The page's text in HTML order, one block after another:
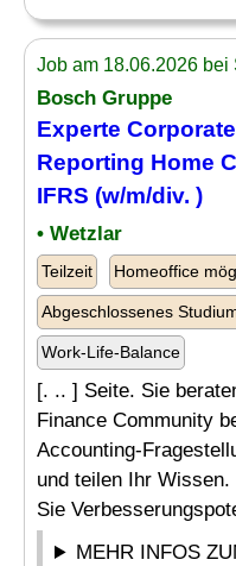
Job am 18.06.2026 bei
Bosch Gruppe
Experte
Reporting Home
IFRS (w/m/div. )
• Wetzlar
Teilzeit Homeoffice
Abgeschlossenes
Work-Life-Balance
[. .. ] Seite. Sie
Finance Community
Accounting-
und teilen Ihr
Sie
MEHR INFOS